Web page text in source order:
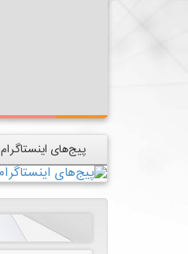
پیج‌های اینستاگرام